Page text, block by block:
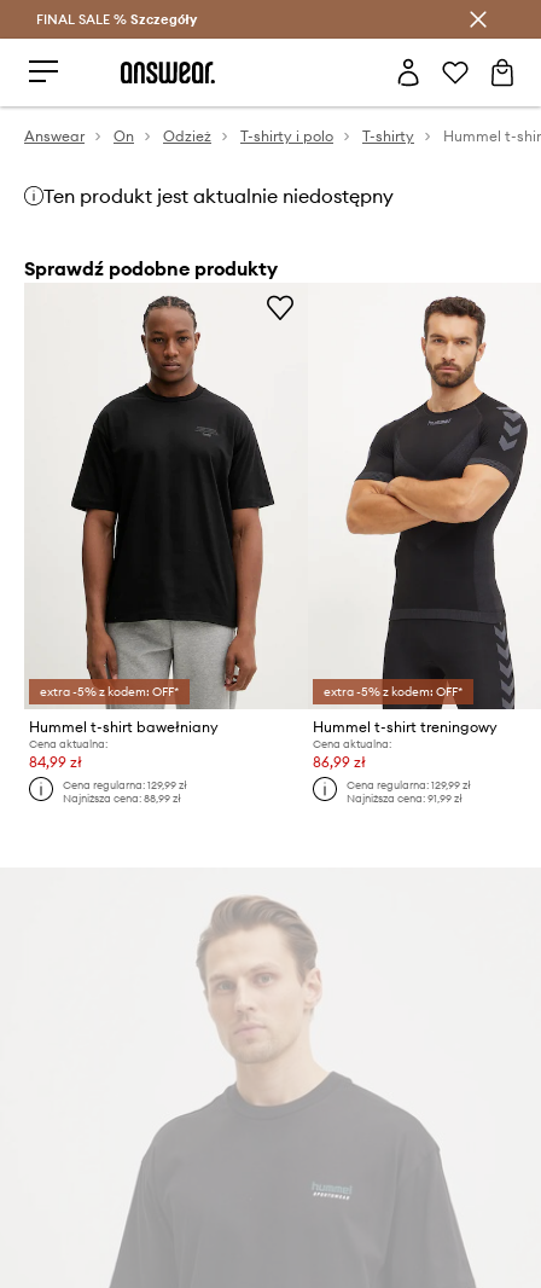
Oszczędzaj z Answear Club >
FINAL SALE % Szczegóły
Answear On Odzież T-shirty i polo T-shirty Hummel t-
Ten produkt jest aktualnie niedostępny
Sprawdź podobne produkty
extra -5% z kodem: OFF*
Hummel t-shirt bawełniany
Cena aktualna:
84,99 zł
Cena regularna:129,99 zł
Najniższa cena:88,99 zł
extra -5% z kodem: OFF*
Hummel t-shirt treningowy
Cena aktualna:
86,99 zł
Cena regularna: 129,99 zł
Najniższa cena: 91,99 zł